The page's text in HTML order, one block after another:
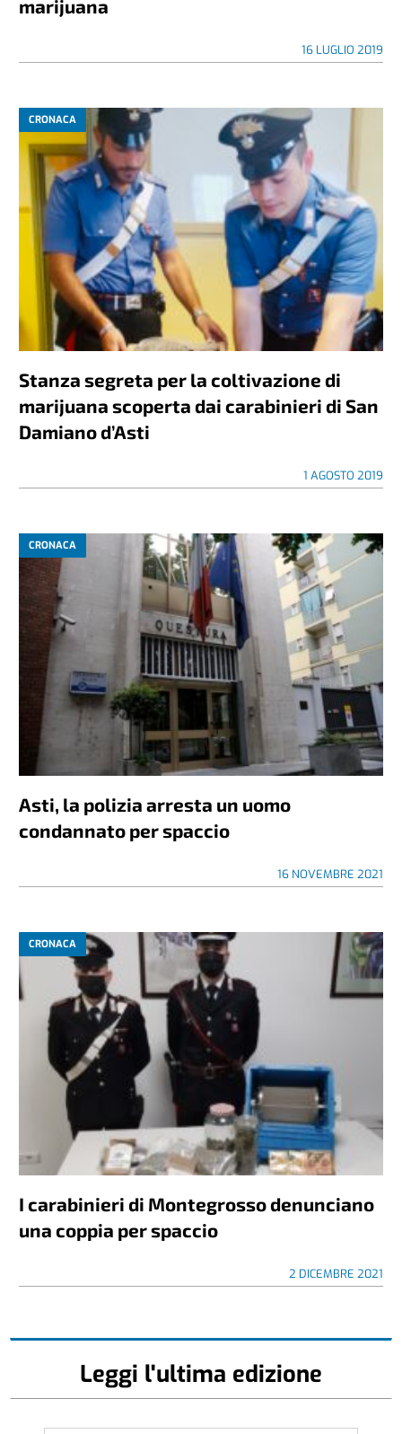
marijuana
16 LUGLIO 2019
CRONACA
Stanza segreta per la coltivazione di
marijuana scoperta dai carabinieri di San
Damiano d’Asti
1 AGOSTO 2019
CRONACA
Asti, la polizia arresta un uomo
condannato per spaccio
16 NOVEMBRE 2021
CRONACA
I carabinieri di Montegrosso denunciano
una coppia per spaccio
2 DICEMBRE 2021
Leggi l'ultima edizione